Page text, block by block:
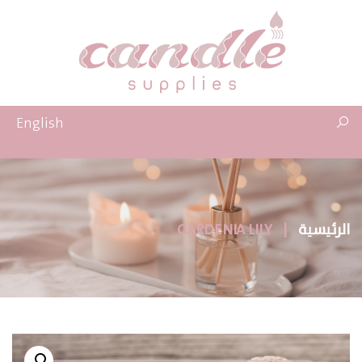
English
الرئيسية GARDENIA LILY